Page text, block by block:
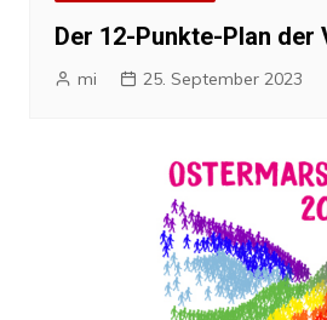
Der 12-Punkte-Plan der
mi 25. September 2023